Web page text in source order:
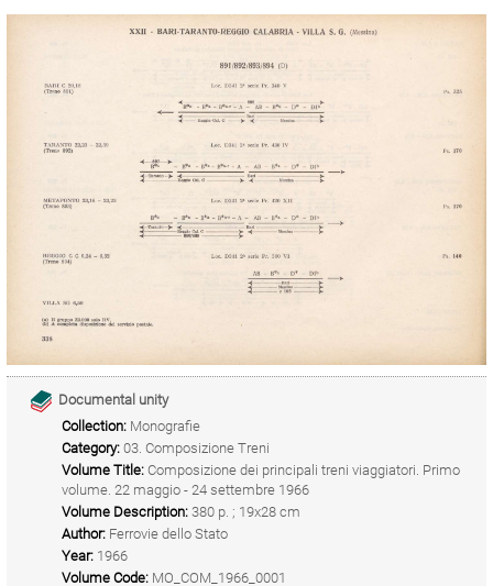
Documental unity
Collection: Monografie
Category: 03. Composizione Treni
Volume Title: Composizione dei principali treni viaggiatori. Primo
volume. 22 maggio - 24 settembre 1966
Volume Description: 380 p. ; 19x28 cm
Author: Ferrovie dello Stato
Year: 1966
Volume Code: MO_COM_1966_0001